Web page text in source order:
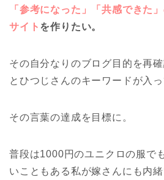
「参考になった」「共感できた
サイト を作りたい。
その自分なりのブログ目的を再
とひつじさんのキーワードが入っ
その言葉の達成を目標に。
普段は1000円のユニクロの服で
いこともある私が嫁さんにも内